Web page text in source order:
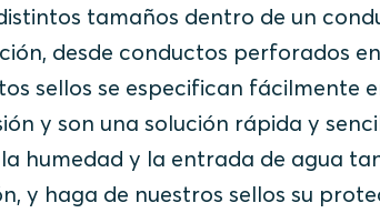
tamaños dentro de un
desde conductos perforados
sellos se especifican fácilmente
y son una solución rápida y
humedad y la entrada de agua
y haga de nuestros sellos su